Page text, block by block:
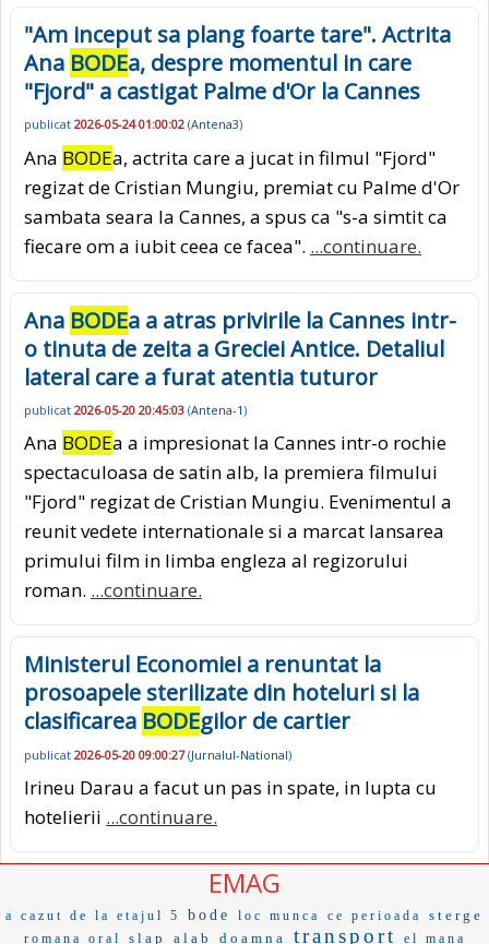
"Am inceput sa plang foarte tare". Actrita
Ana BODEa, despre momentul in care
"Fjord" a castigat Palme d'Or la Cannes
publicat 2026-05-24 01:00:02 (Antena3)
Ana BODEa, actrita care a jucat in filmul "Fjord"
regizat de Cristian Mungiu, premiat cu Palme d'Or
sambata seara la Cannes, a spus ca "s-a simtit ca
fiecare om a iubit ceea ce facea". ...continuare.
Ana BODEa a atras privirile la Cannes intr-
o tinuta de zeita a Greciei Antice. Detaliul
lateral care a furat atentia tuturor
publicat 2026-05-20 20:45:03 (Antena-1)
Ana BODEa a impresionat la Cannes intr-o rochie
spectaculoasa de satin alb, la premiera filmului
"Fjord" regizat de Cristian Mungiu. Evenimentul a
reunit vedete internationale si a marcat lansarea
primului film in limba engleza al regizorului
roman. ...continuare.
Ministerul Economiei a renuntat la
prosoapele sterilizate din hoteluri si la
clasificarea BODEgilor de cartier
publicat 2026-05-20 09:00:27(Jurnalul-National)
Irineu Darau a facut un pas in spate, in lupta cu
hotelierii ...continuare.
EMAG
a cazut de la etajul 5 bode loc munca ce perioada sterge
romana oral slap alab doamna transport el mana